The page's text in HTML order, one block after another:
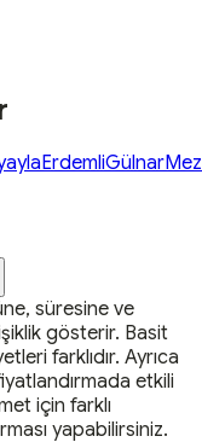
ErdemliGülnar
süresine ve
gösterir. Basit
farklıdır. Ayrıca
etkili
için farklı
yapabilirsiniz.